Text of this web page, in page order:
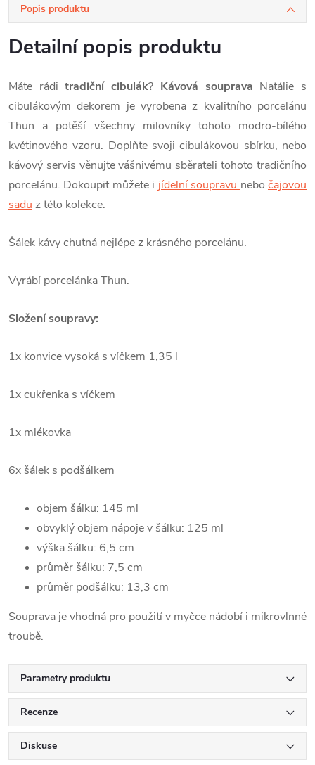
Popis produktu
Detailní popis produktu
Máte ráditradiční cibulák? Kávová souprava Natálie s
cibulákovým dekorem je vyrobena z kvalitního porcelánu
Thun a potěší všechny milovníky tohoto modro-bílého
květinového vzoru. Doplňte svoji cibulákovou sbírku, nebo
kávový servis věnujte vášnivému sběrateli tohoto tradičního
porcelánu. Dokoupit můžete i jídelní soupravu nebočajovou
sadu z této kolekce.
Šálek kávy chutná nejlépe z krásného porcelánu.
Vyrábí porcelánka Thun.
Složení soupravy:
1x konvice vysoká s víčkem 1,35 l
1x cukřenka s víčkem
1x mlékovka
6x šálek s podšálkem
objem šálku: 145 ml
obvyklý objem nápoje v šálku: 125 ml
výška šálku: 6,5 cm
průměr šálku: 7,5 cm
průměr podšálku: 13,3 cm
Souprava je vhodná pro použití v myčce nádobí i mikrovlnné
troubě.
Parametry produktu
Recenze
Diskuse